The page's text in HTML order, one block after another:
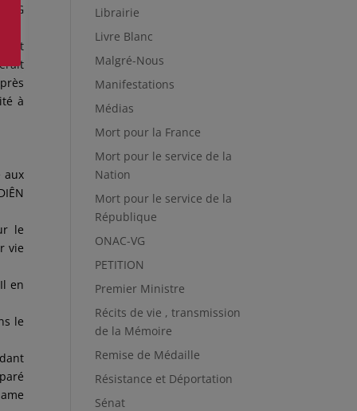
est
à
aux
le
vie
en
le
Librairie
Livre Blanc
Malgré-Nous
Manifestations
Médias
Mort pour la France
Mort pour le service de la
Nation
Mort pour le service de la
République
ONAC-VG
PETITION
Premier Ministre
Récits de vie , transmission
de la Mémoire
Remise de Médaille
Résistance et Déportation
Sénat